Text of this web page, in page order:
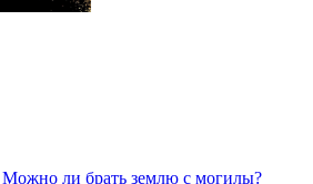
ли брать землю с могилы?